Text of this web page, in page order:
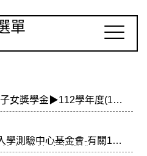
單
女獎學金▶112學年度(113)
申請囉
學測驗中心基金會-有關113
定測試報名作業說明會